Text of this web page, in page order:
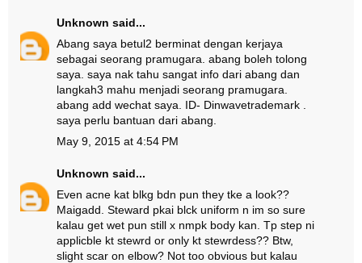
Unknown said...
Abang saya betul2 berminat dengan kerjaya
sebagai seorang pramugara. abang boleh tolong
saya. saya nak tahu sangat info dari abang dan
langkah3 mahu menjadi seorang pramugara.
abang add wechat saya. ID- Dinwavetrademark .
saya perlu bantuan dari abang.
May 9, 2015 at 4:54 PM
Unknown said...
Even acne kat blkg bdn pun they tke a look??
Maigadd. Steward pkai blck uniform n im so sure
kalau get wet pun still x nmpk body kan. Tp step ni
applicble kt stewrd or only kt stewrdess?? Btw,
slight scar on elbow? Not too obvious but kalau